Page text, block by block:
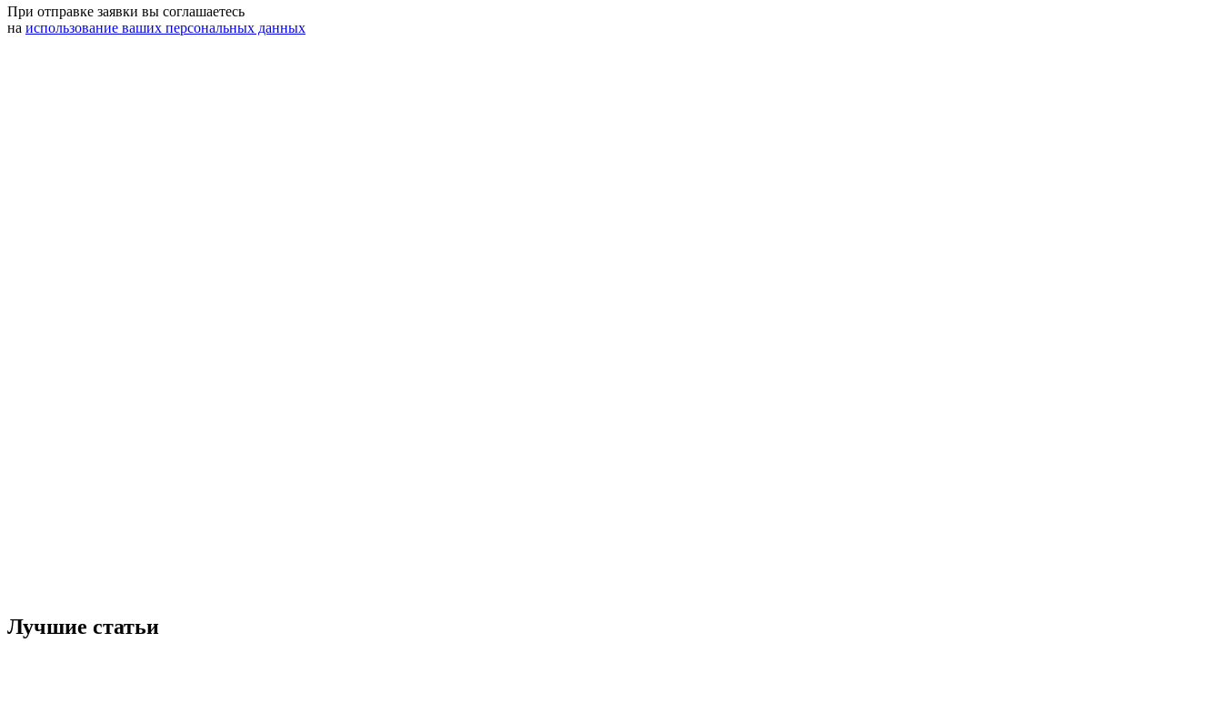
При отправке заявки вы соглашаетесь
на использование ваших персональных данных
Лучшие статьи